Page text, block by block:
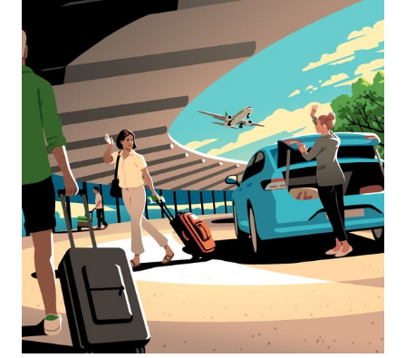
og
velge
en
dato.
Trykk
Esc-
knappen
å
lukke
kalenderen.